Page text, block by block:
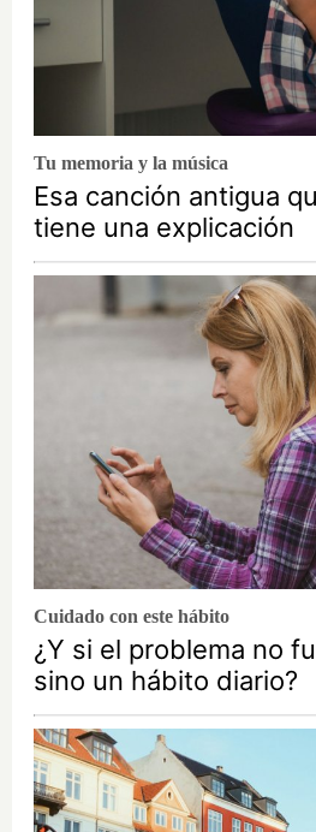
Tu memoria y la música
Esa canción antigua
tiene una explicación
Cuidado con este hábito
¿Y si el problema no
sino un hábito diario?